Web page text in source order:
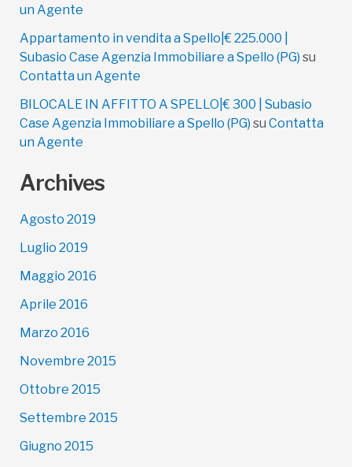
un Agente
Appartamento in vendita a Spello|€ 225.000 |
Subasio Case Agenzia Immobiliare a Spello (PG) su
Contatta un Agente
BILOCALE IN AFFITTO A SPELLO|€ 300 | Subasio
Case Agenzia Immobiliare a Spello (PG) su Contatta
un Agente
Archives
Agosto 2019
Luglio 2019
Maggio 2016
Aprile 2016
Marzo 2016
Novembre 2015
Ottobre 2015
Settembre 2015
Giugno 2015